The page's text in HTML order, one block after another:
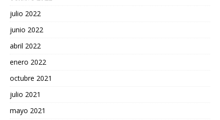
julio 2022
junio 2022
abril 2022
enero 2022
octubre 2021
julio 2021
mayo 2021